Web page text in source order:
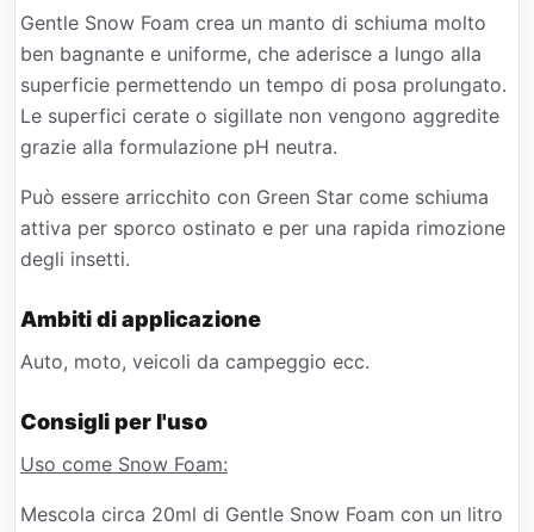
Gentle Snow Foam crea un manto di schiuma molto
ben bagnante e uniforme, che aderisce a lungo alla
superficie permettendo un tempo di posa prolungato.
Le superfici cerate o sigillate non vengono aggredite
grazie alla formulazione pH neutra.
Può essere arricchito con Green Star come schiuma
attiva per sporco ostinato e per una rapida rimozione
degli insetti.
Ambiti di applicazione
Auto, moto, veicoli da campeggio ecc.
Consigli per l'uso
Uso come Snow Foam:
Mescola circa 20ml di Gentle Snow Foam con un litro